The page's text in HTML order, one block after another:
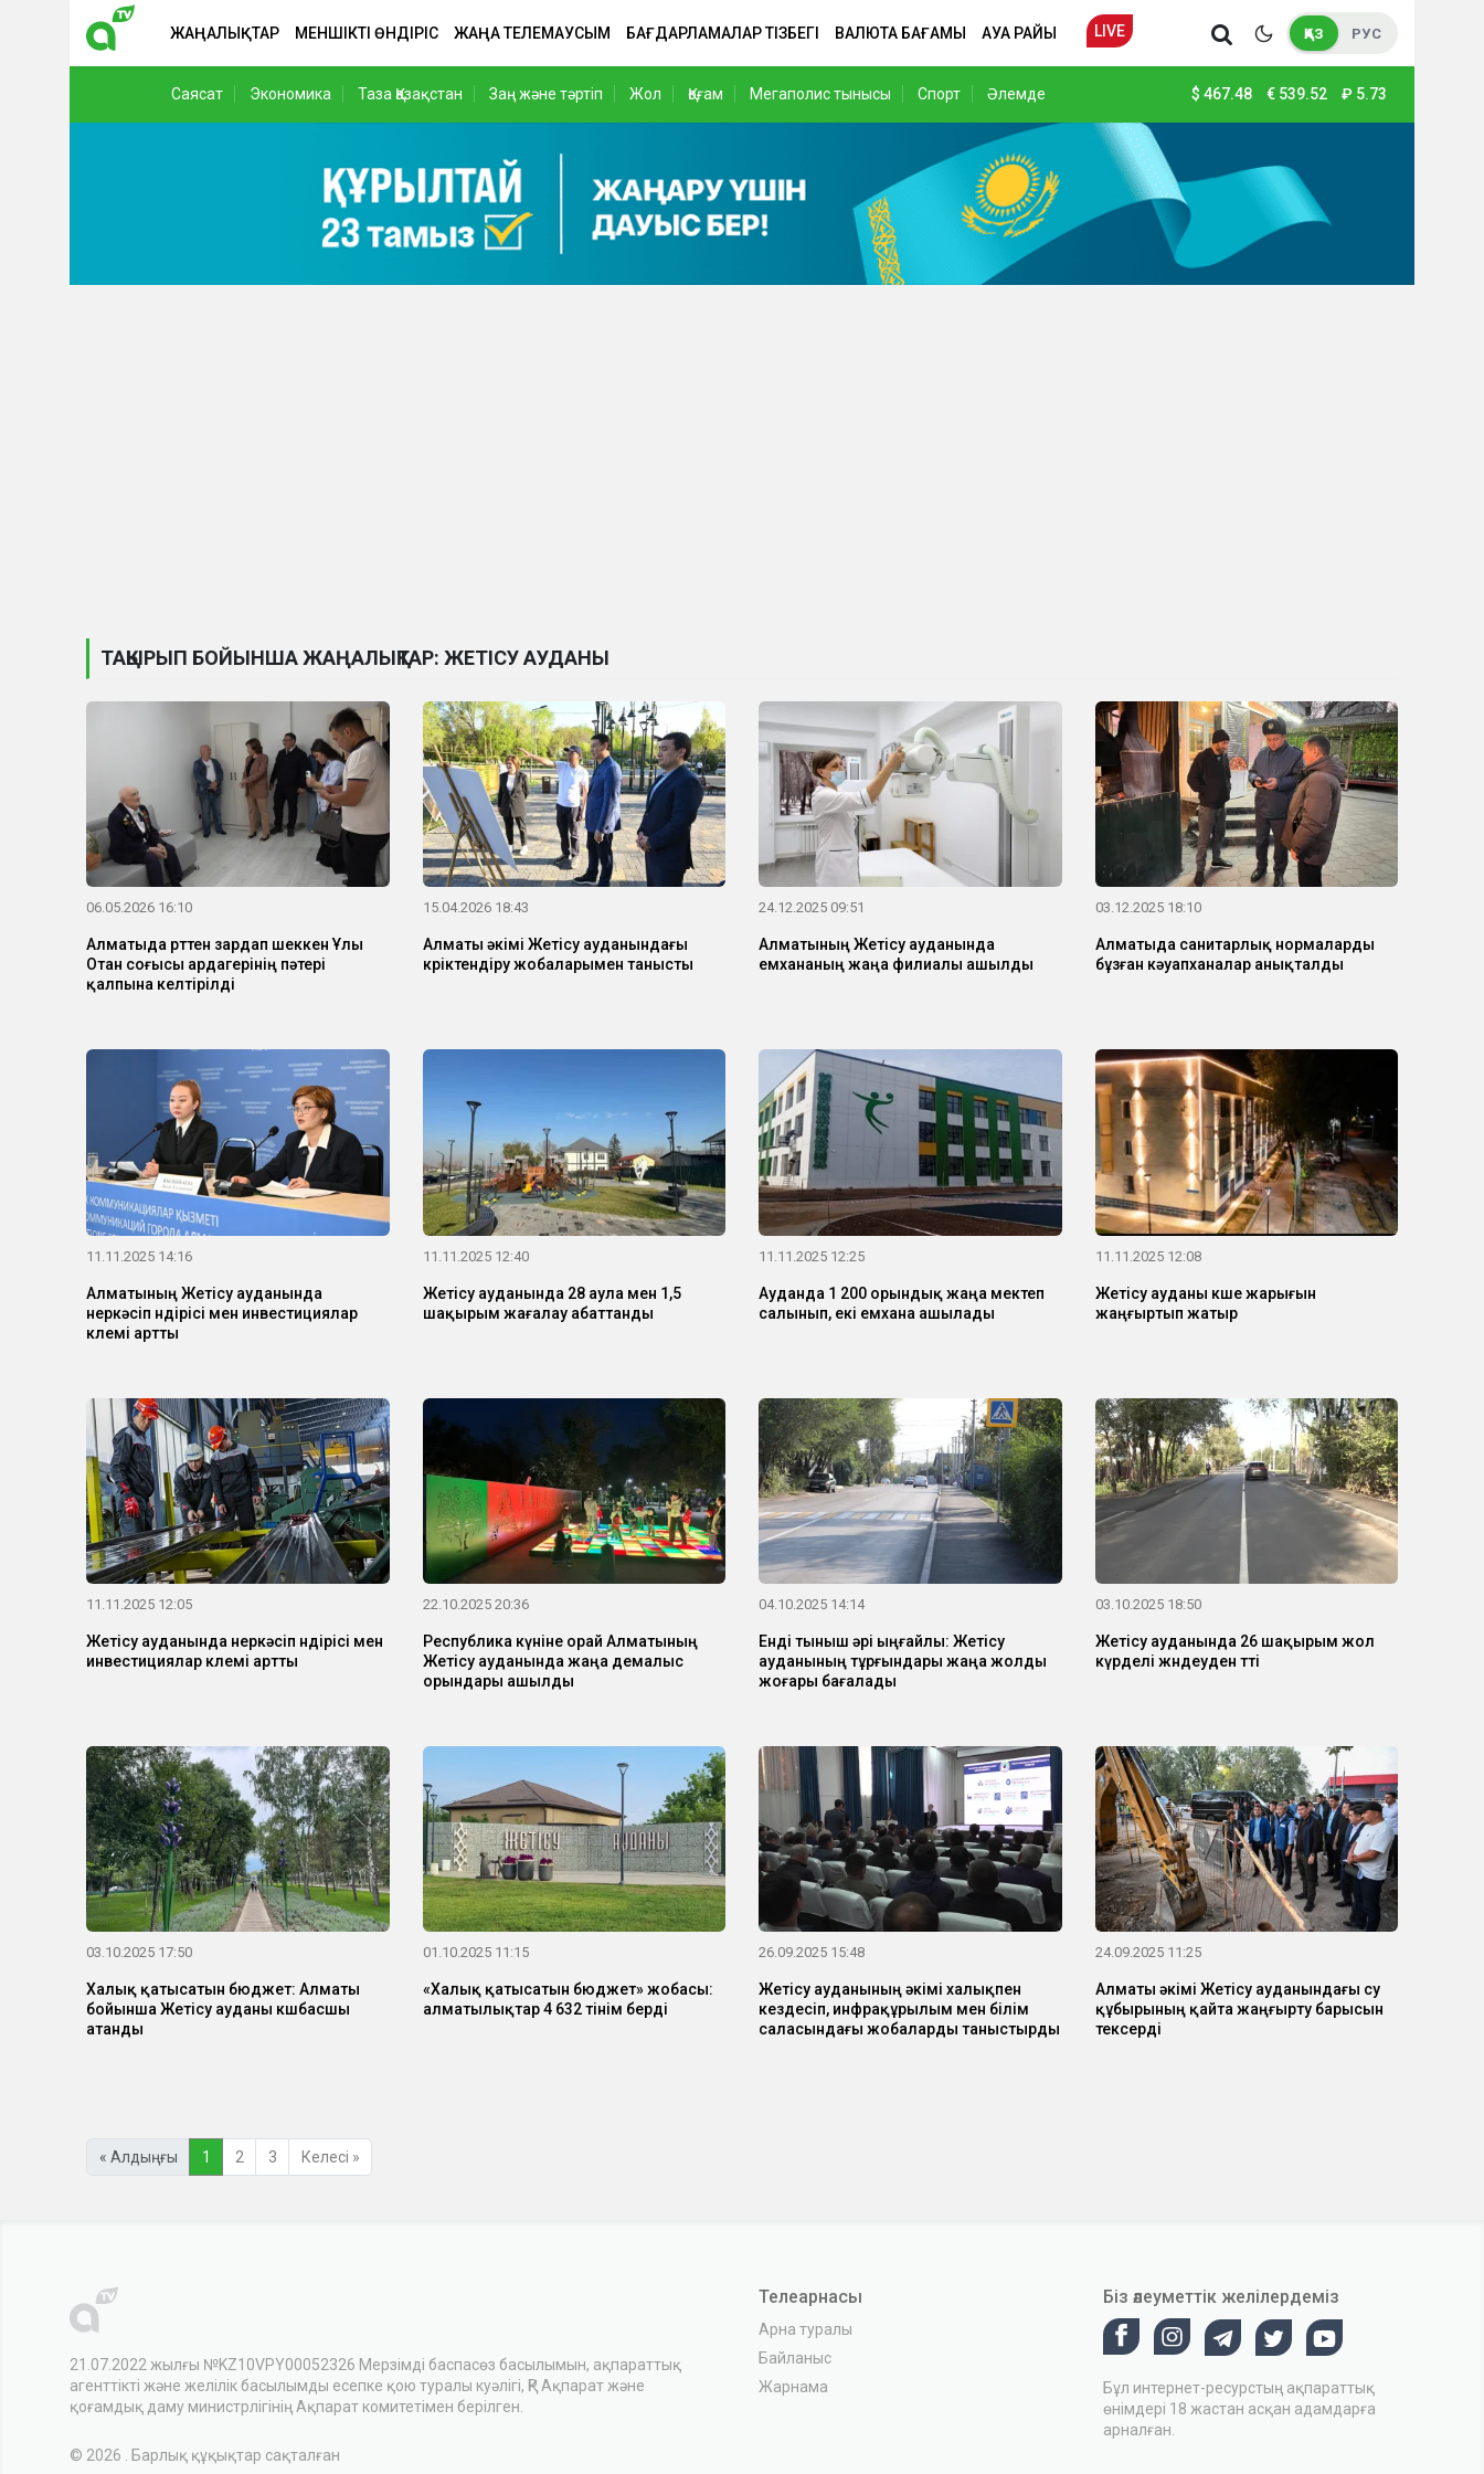
ЖАҢАЛЫҚТАР МЕНШІКТІ ӨНДІРІС ЖАҢА ТЕЛЕМАУСЫМ БАҒДАРЛАМАЛАР ТІЗБЕГІ ВАЛЮТА БАҒАМЫ АУА РАЙЫ LIVE ҚАЗ РУС
Саясат Экономика Таза Қазақстан Заң және тәртіп Жол Қоғам Мегаполис тынысы Спорт Әлемде $ 467.48 € 539.52 ₽ 5.73
ТАҚЫРЫП БОЙЫНША ЖАҢАЛЫҚТАР: ЖЕТІСУ АУДАНЫ
06.05.2026 16:10
Алматыда өрттен зардап шеккен Ұлы
Отан соғысы ардагерінің пәтері
қалпына келтірілді
15.04.2026 18:43
Алматы әкімі Жетісу ауданындағы
көріктендіру жобаларымен танысты
24.12.2025 09:51
Алматының Жетісу ауданында
емхананың жаңа филиалы ашылды
03.12.2025 18:10
Алматыда санитарлық нормаларды
бұзған кәуапханалар анықталды
11.11.2025 14:16
Алматының Жетісу ауданында
өнеркәсіп өндірісі мен инвестициялар
көлемі артты
11.11.2025 12:40
Жетісу ауданында 28 аула мен 1,5
шақырым жағалау абаттанды
11.11.2025 12:25
Ауданда 1 200 орындық жаңа мектеп
салынып, екі емхана ашылады
11.11.2025 12:08
Жетісу ауданы көше жарығын
жаңғыртып жатыр
11.11.2025 12:05
Жетісу ауданында өнеркәсіп өндірісі мен
инвестициялар көлемі артты
22.10.2025 20:36
Республика күніне орай Алматының
Жетісу ауданында жаңа демалыс
орындары ашылды
04.10.2025 14:14
Енді тыныш әрі ыңғайлы: Жетісу
ауданының тұрғындары жаңа жолды
жоғары бағалады
03.10.2025 18:50
Жетісу ауданында 26 шақырым жол
күрделі жөндеуден өтті
03.10.2025 17:50
Халық қатысатын бюджет: Алматы
бойынша Жетісу ауданы көшбасшы
атанды
01.10.2025 11:15
«Халық қатысатын бюджет» жобасы:
алматылықтар 4 632 өтінім берді
26.09.2025 15:48
Жетісу ауданының әкімі халықпен
кездесіп, инфрақұрылым мен білім
саласындағы жобаларды таныстырды
24.09.2025 11:25
Алматы әкімі Жетісу ауданындағы су
құбырының қайта жаңғырту барысын
тексерді
« Алдыңғы 1 2 3 Келесі »
21.07.2022 жылғы №KZ10VPY00052326 Мерзімді баспасөз басылымын, ақпараттық
агенттікті және желілік басылымды есепке қою туралы куәлігі, ҚР Ақпарат және
қоғамдық даму министрлігінің Ақпарат комитетімен берілген.
© 2026 . Барлық құқықтар сақталған
Телеарнасы
Арна туралы
Байланыс
Жарнама
Біз әлеуметтік желілердеміз
Бұл интернет-ресурстың ақпараттық
өнімдері 18 жастан асқан адамдарға
арналған.